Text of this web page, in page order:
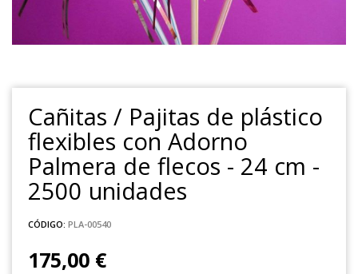
Cañitas / Pajitas de plástico
flexibles con Adorno
Palmera de flecos - 24 cm -
2500 unidades
CÓDIGO: PLA-00540
175,00 €